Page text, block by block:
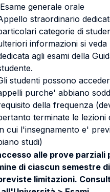
Esame generale orale
straordinario
categorie di
informazioni si veda
agli esami della
studenti possono
purche' abbiano
della frequenza
terminate le lezioni
cui l'insegnamento e'
studi)
alle prove parziali
di ciascun semestre
limitazioni.